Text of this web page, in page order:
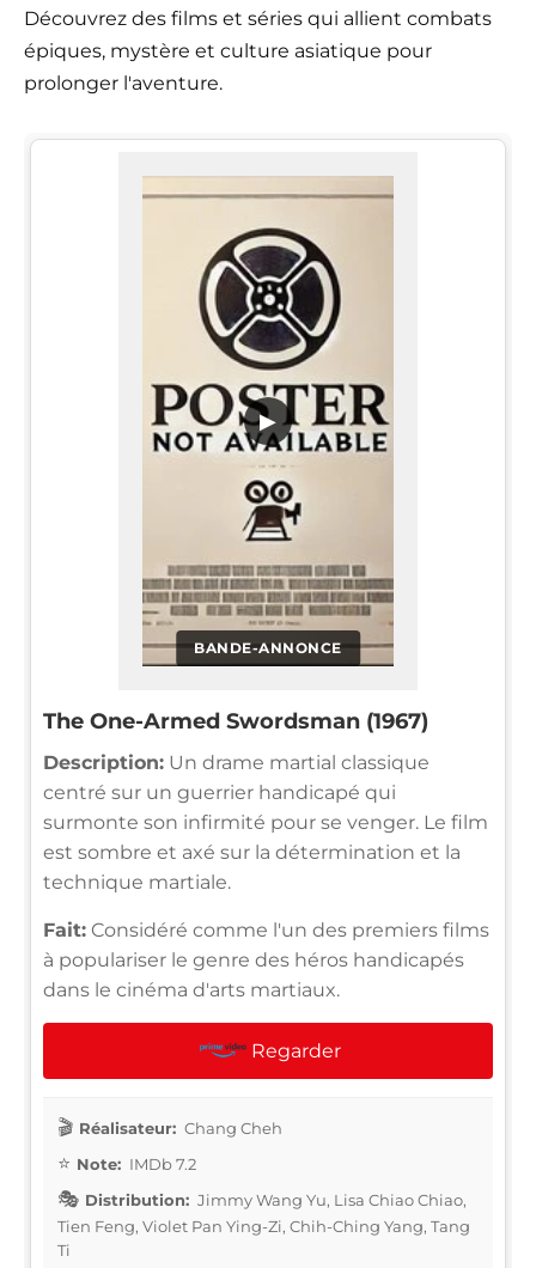
Découvrez des films et séries qui allient combats
épiques, mystère et culture asiatique pour
prolonger l'aventure.
BANDE-ANNONCE
▶
The One-Armed Swordsman (1967)
Description: Un drame martial classique
centré sur un guerrier handicapé qui
surmonte son infirmité pour se venger. Le film
est sombre et axé sur la détermination et la
technique martiale.
Fait: Considéré comme l'un des premiers films
à populariser le genre des héros handicapés
dans le cinéma d'arts martiaux.
Regarder
Réalisateur: Chang Cheh
Note: IMDb 7.2
Distribution: Jimmy Wang Yu, Lisa Chiao Chiao,
Tien Feng, Violet Pan Ying-Zi, Chih-Ching Yang, Tang
Ti